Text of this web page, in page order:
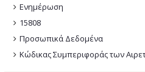
Ενημέρωση
15808
Προσωπικά Δεδομένα
Κώδικας Συμπεριφοράς των